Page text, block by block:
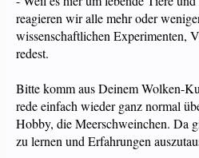
reagieren wir alle mehr oder
wissenschaftlichen Experimenten,
redest.
Bitte komm aus Deinem Wolken-
rede einfach wieder ganz normal
Hobby, die Meerschweinchen. Da
zu lernen und Erfahrungen